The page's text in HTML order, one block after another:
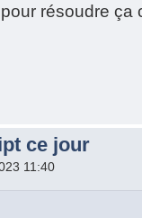
résoudre ça
ce jour
11:40